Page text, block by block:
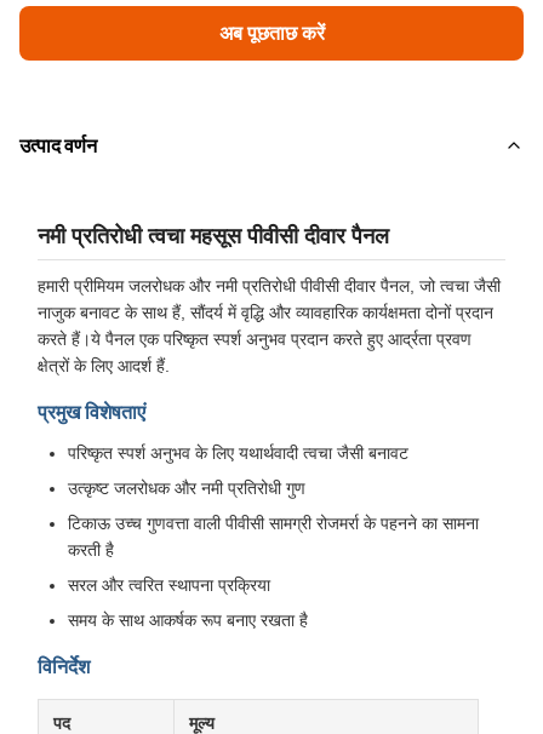
अब पूछताछ करें
उत्पाद वर्णन
नमी प्रतिरोधी त्वचा महसूस पीवीसी दीवार पैनल
हमारी प्रीमियम जलरोधक और नमी प्रतिरोधी पीवीसी दीवार पैनल, जो त्वचा जैसी
नाजुक बनावट के साथ हैं, सौंदर्य में वृद्धि और व्यावहारिक कार्यक्षमता दोनों प्रदान
करते हैं।ये पैनल एक परिष्कृत स्पर्श अनुभव प्रदान करते हुए आर्द्रता प्रवण
क्षेत्रों के लिए आदर्श हैं.
प्रमुख विशेषताएं
परिष्कृत स्पर्श अनुभव के लिए यथार्थवादी त्वचा जैसी बनावट
उत्कृष्ट जलरोधक और नमी प्रतिरोधी गुण
टिकाऊ उच्च गुणवत्ता वाली पीवीसी सामग्री रोजमर्रा के पहनने का सामना
करती है
सरल और त्वरित स्थापना प्रक्रिया
समय के साथ आकर्षक रूप बनाए रखता है
विनिर्देश
पद मूल्य